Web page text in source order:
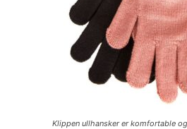
Klippen ullhansker er komfortable